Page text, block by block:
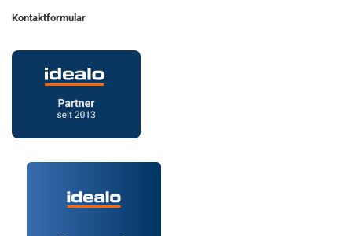
Kontaktformular